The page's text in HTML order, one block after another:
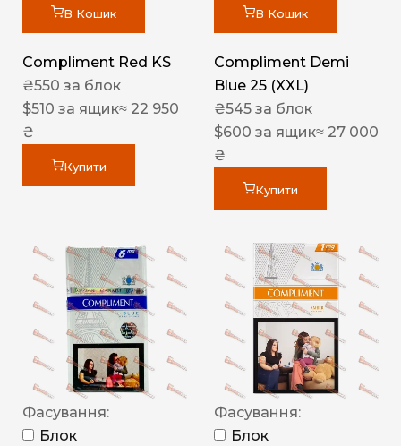
В Кошик
Compliment Red KS
₴550 за блок
$510 за ящик≈ 22 950
₴
Купити
В Кошик
Compliment Demi
Blue 25 (XXL)
₴545 за блок
$600 за ящик≈ 27 000
₴
Купити
Фасування:
Блок
Фасування:
Блок